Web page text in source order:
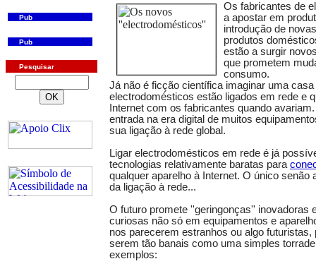
Pub
Pub
Pesquisar
Os fabricantes de
a apostar em
introdução de
produtos
estão a surgir
que prometem
consumo.
Já não é ficção científica imaginar uma
electrodomésticos estão ligados em rede e
Internet com os fabricantes quando
entrada na era digital de muitos
sua ligação à rede global.
Ligar electrodomésticos em rede é já
tecnologias relativamente baratas para
qualquer aparelho à Internet. O único senão
da ligação à rede...
O futuro promete ''geringonças'' inovadoras
curiosas não só em equipamentos e
nos parecerem estranhos ou algo futuristas,
serem tão banais como uma simples
exemplos: